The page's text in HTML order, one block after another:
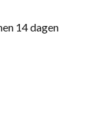
14 dagen